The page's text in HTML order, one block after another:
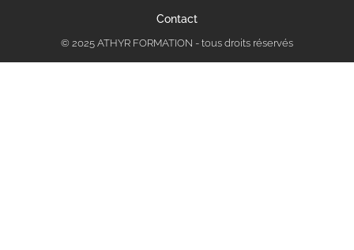
Contact
© 2025 ATHYR FORMATION - tous droits réservés